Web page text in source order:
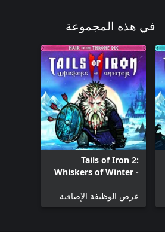
في هذه المجموعة
Tails of Iron 2:
Whiskers of Winter -
Pack
عرض الوظيفة الإضافية